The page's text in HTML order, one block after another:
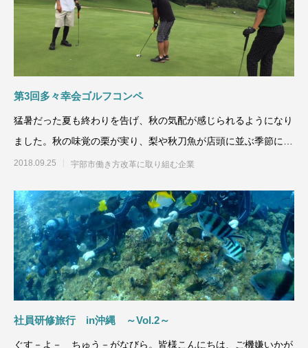
第3回多々幸会ゴルフコンペ
猛暑だった夏も終わりを告げ、秋の気配が感じられるようになり
ました。秋の味覚の栗が実り、梨や秋刀魚が店頭に並ぶ季節にな
りましたね😋&n
2018.09.25 宇部市働き方改革に取り組む企業
社員研修旅行 in沖縄 ～Vol.2～
ぐす－よ－ ちゅう－がなびら。皆様こんにちは、ご機嫌いかが